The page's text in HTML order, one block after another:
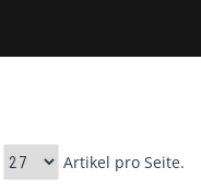
Artikel pro Seite.